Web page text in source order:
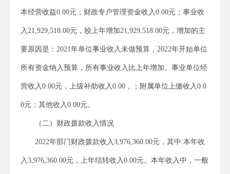
本经营收益0.00元；财政专户管理资金收入0.00元；事业收
入21,929,518.00元，较上年增加21,929,518.00元，增加的主
要原因是：2021年单位事业收入未做预算，2022年开始单位
所有资金纳入预算，所有事业收入比上年增加。事业单位经
营收入0.00元，上级补助收入0.00，；附属单位上缴收入0.0
0元；其他收入0.00元。
（二）财政拨款收入情况
2022年部门财政拨款收入3,976,360.00元，其中:本年收
入3,976,360.00元，上年结转收入0.00元。本年收入中，一般